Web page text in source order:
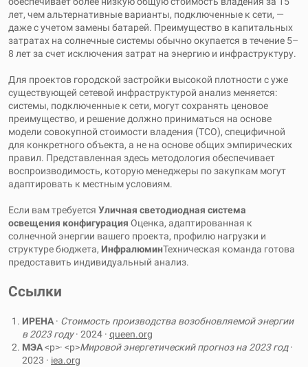
лет, чем альтернативные варианты, подключенные к сети, —
даже с учетом замены батарей. Преимущество в капитальных
затратах на солнечные системы обычно окупается в течение 5–
8 лет за счет исключения затрат на энергию и инфраструктуру.
Для проектов городской застройки высокой плотности с уже
существующей сетевой инфраструктурой анализ меняется:
системы, подключенные к сети, могут сохранять ценовое
преимущество, и решение должно приниматься на основе
модели совокупной стоимости владения (TCO), специфичной
для конкретного объекта, а не на основе общих эмпирических
правил. Представленная здесь методология обеспечивает
воспроизводимость, которую менеджеры по закупкам могут
адаптировать к местным условиям.
Если вам требуется Уличная светодиодная система
освещения конфигурация Оценка, адаптированная к
солнечной энергии вашего проекта, профилю нагрузки и
структуре бюджета, ИнфралюминТехническая команда готова
предоставить индивидуальный анализ.
Ссылки
ИРЕНА · Стоимость производства возобновляемой энергии
в 2023 году· 2024 · queen.org
МЭА<р>· <р>Мировой энергетический прогноз на 2023 год·
2023 · iea.org